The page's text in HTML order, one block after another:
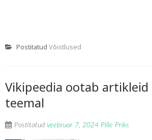
Postitatud Võistlused
Vikipeedia ootab artikleid
teemal
Postitatud veebruar 7, 2024 Pille Priks